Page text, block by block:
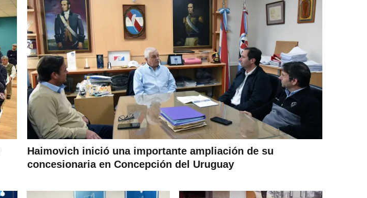
Haimovich inició una importante ampliación de su
concesionaria en Concepción del Uruguay